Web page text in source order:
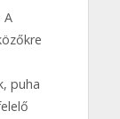
puha